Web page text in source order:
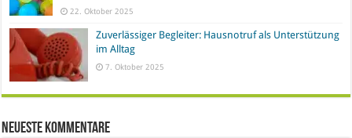
22. Oktober 2025
Zuverlässiger Begleiter: Hausnotruf als Unterstützung
im Alltag
7. Oktober 2025
Neueste Kommentare